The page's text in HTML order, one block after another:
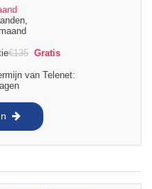
€135 Gratis
van Telenet: